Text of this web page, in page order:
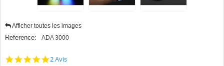
Afficher toutes les images
Reference: ADA 3000
5.0
2 Avis